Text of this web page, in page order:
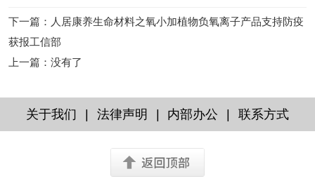
下一篇 ： 人居康养生命材料之氧小加植物负氧离子产品支持防疫
获报工信部
上一篇 ：没有了
关于我们 | 法律声明 | 内部办公 | 联系方式